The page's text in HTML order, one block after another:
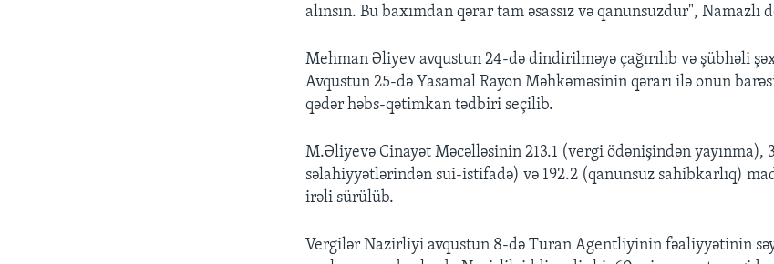
alınsın. Bu baxımdan qərar tam əsassız və qanunsuzdur", Namazlı
Mehman Əliyev avqustun 24-də dindirilməyə çağırılıb və şübhəli
Avqustun 25-də Yasamal Rayon Məhkəməsinin qərarı ilə onun
qədər həbs-qətimkan tədbiri seçilib.
M.Əliyevə Cinayət Məcəlləsinin 213.1 (vergi ödənişindən yayınma),
səlahiyyətlərindən sui-istifadə) və 192.2 (qanunsuz sahibkarlıq)
irəli sürülüb.
Vergilər Nazirliyi avqustun 8-də Turan Agentliyinin fəaliyyətinin